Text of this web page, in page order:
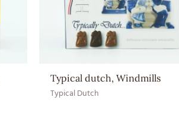
Ingrediënten
Typical dutch, Windmills
Typical Dutch